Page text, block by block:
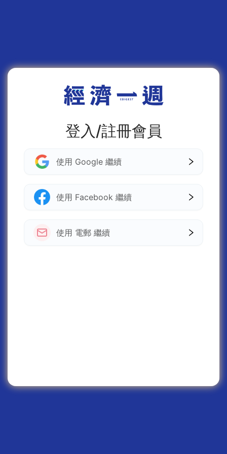
登入/註冊會員
使用 Google 繼續
使用 Facebook 繼續
使用 電郵 繼續